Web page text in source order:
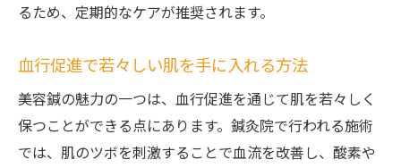
るため、定期的なケアが推奨されます。
血行促進で若々しい肌を手に入れる方法
美容鍼の魅力の一つは、血行促進を通じて肌を若々しく
保つことができる点にあります。鍼灸院で行われる施術
では、肌のツボを刺激することで血流を改善し、酸素や